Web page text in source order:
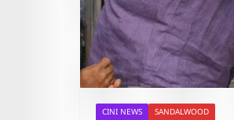
CINI NEWS SANDALWOOD